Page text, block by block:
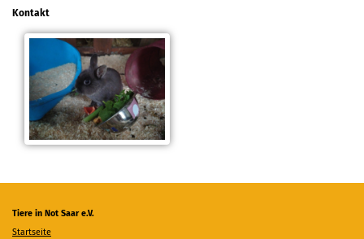
Kontakt
Tiere in Not Saar e.V.
Startseite